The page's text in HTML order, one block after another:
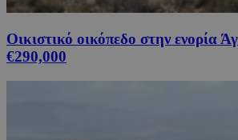
Οικιστικό οικόπεδο στην ενορία
€290,000